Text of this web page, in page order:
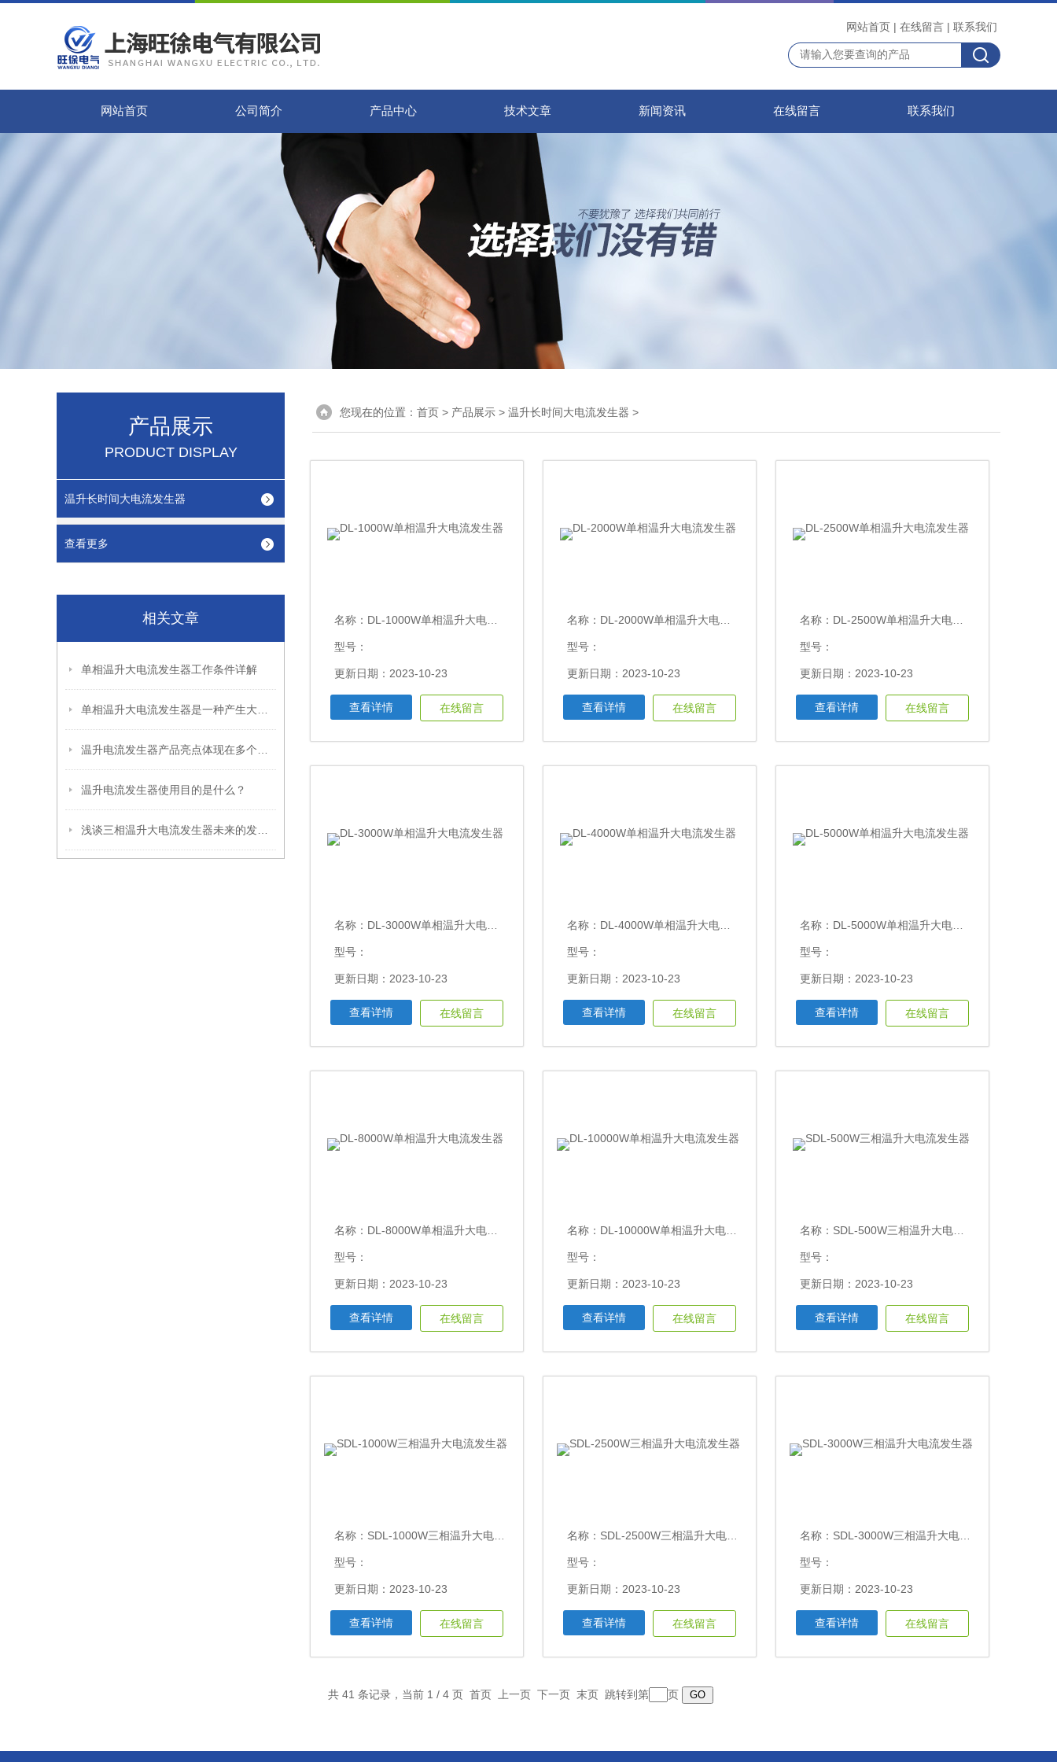
网站首页 | 在线留言 | 联系我们
网站首页 公司简介 产品中心 技术文章 新闻资讯 在线留言 联系我们
产品展示
PRODUCT DISPLAY
温升长时间大电流发生器
查看更多
相关文章
单相温升大电流发生器工作条件详解
温升电流发生器使用目的是什么？
您现在的位置： 首页 > 产品展示 > 温升长时间大电流发生器 >
名称： DL-1000W单相温升大电流发生器
型号：
更新日期：2023-10-23
查看详情 在线留言
名称： DL-2000W单相温升大电流发生器
型号：
更新日期：2023-10-23
查看详情 在线留言
名称： DL-2500W单相温升大电流发生器
型号：
更新日期：2023-10-23
查看详情 在线留言
名称： DL-3000W单相温升大电流发生器
型号：
更新日期：2023-10-23
查看详情 在线留言
名称： DL-4000W单相温升大电流发生器
型号：
更新日期：2023-10-23
查看详情 在线留言
名称： DL-5000W单相温升大电流发生器
型号：
更新日期：2023-10-23
查看详情 在线留言
名称： DL-8000W单相温升大电流发生器
型号：
更新日期：2023-10-23
查看详情 在线留言
名称： DL-10000W单相温升大电流发生器
型号：
更新日期：2023-10-23
查看详情 在线留言
名称： SDL-500W三相温升大电流发生器
型号：
更新日期：2023-10-23
查看详情 在线留言
名称： SDL-1000W三相温升大电流发生器
型号：
更新日期：2023-10-23
查看详情 在线留言
名称： SDL-2500W三相温升大电流发生器
型号：
更新日期：2023-10-23
查看详情 在线留言
名称： SDL-3000W三相温升大电流发生器
型号：
更新日期：2023-10-23
查看详情 在线留言
共 41 条记录，当前 1 / 4 页 首页 上一页 下一页 末页 跳转到第 页